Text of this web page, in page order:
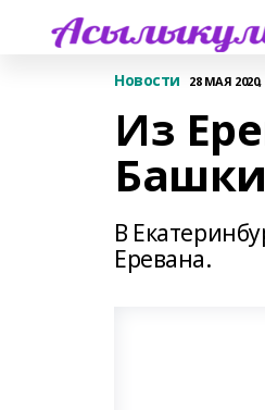
Новости 28 МАЯ 2020,
Из
В
Еревана.